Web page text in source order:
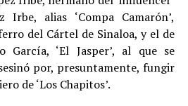
alias ‘Compa Camarón’,
del Cártel de Sinaloa, y el de
García, ‘El Jasper’, al que se
por, presuntamente, fungir
de ‘Los Chapitos’.